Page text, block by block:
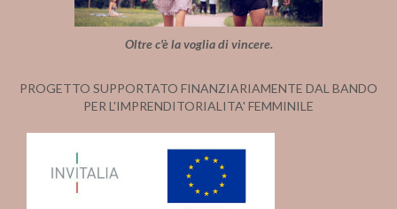
Oltre c'è la voglia di vincere.
PROGETTO SUPPORTATO FINANZIARIAMENTE DAL BANDO
PER L'IMPRENDITORIALITA' FEMMINILE